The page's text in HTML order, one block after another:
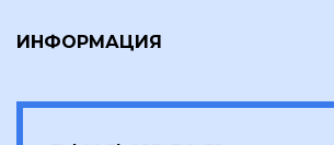
ИНФОРМАЦИЯ